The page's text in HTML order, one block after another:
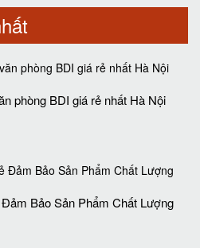
phòng BDI giá rẻ nhất Hà Nội
Bảo Sản Phẩm Chất Lượng‎